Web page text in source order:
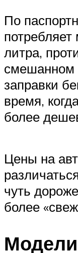
По
литра,
смешанном
заправки
время,
более
Цены на
чуть
более